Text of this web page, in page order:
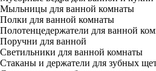
Мыльницы для ванной комнаты
Полки для ванной комнаты
Полотенцедержатели для ванной
Поручни для ванной
Светильники для ванной комнаты
Стаканы и держатели для зубных